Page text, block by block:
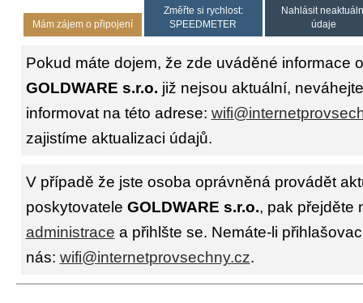
Mám zájem o připojení
Změřte si rychlost:
SPEEDMETER
Nahlásit
údaje
Pokud máte dojem, že zde uváděné informace
GOLDWARE s.r.o. již nejsou aktuální,
informovat na této adrese:
zajistíme aktualizaci údajů.
V případě že jste osoba oprávněná provádět
poskytovatele GOLDWARE s.r.o., pak přejděte
administrace a přihlšte se. Nemáte-li
nás: wifi@internetprovsechny.cz.